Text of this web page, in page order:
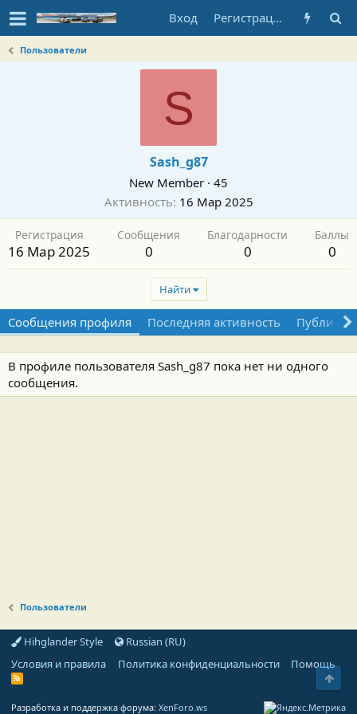
Вход Регистрация
Пользователи
S
Sash_g87
New Member · 45
Активность 16 Мар 2025
Регистрация
16 Мар 2025
Сообщения
0
Благодарности
0
Баллы
0
Найти
Сообщения профиля Последняя активность
В профиле пользователя Sash_g87 пока нет ни одного
сообщения.
Пользователи
Hihglander Style
Russian (RU)
Условия и правила
Политика конфиденциальности Помощь
R
Разработка и поддержка форума: XenForo.ws